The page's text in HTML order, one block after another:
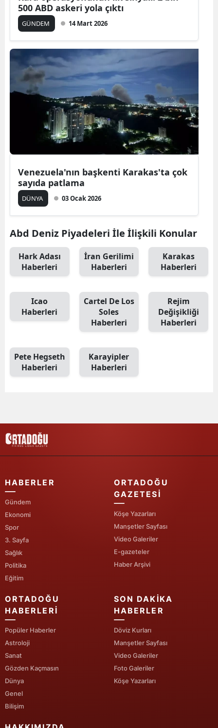
Çankırı
Çorum
Diyarbakır
Edirne
Elazığ
Erzincan
Erzurum
Hakkari
Hatay
Mersin
İstanbul
Kars
Kırklareli
Konya
Kütahya
Malatya
Manisa
Kahramanmaraş
Muğla
Nevşehir
Niğde
Ordu
500 ABD askeri yola çıktı
GÜNDEM 14 Mart 2026
Venezuela'nın başkenti Karakas'ta çok
sayıda patlama
DÜNYA 03 Ocak 2026
Abd Deniz Piyadeleri İle İlişkili Konular
Hark Adası
Haberleri
İran Gerilimi
Haberleri
Karakas
Haberleri
Icao
Haberleri
Cartel De Los
Soles
Haberleri
Rejim
Değişikliği
Haberleri
Pete Hegseth
Haberleri
Karayipler
Haberleri
HABERLER
Gündem
Ekonomi
Spor
3. Sayfa
Sağlık
Politika
Eğitim
ORTADOĞU
GAZETESI
Köşe Yazarları
Manşetler Sayfası
Video Galeriler
E-gazeteler
Haber Arşivi
ORTADOĞU
HABERLERI
Popüler Haberler
Astroloji
Sanat
Gözden Kaçmasın
Dünya
Genel
Bilişim
SON DAKIKA
HABERLER
Döviz Kurları
Manşetler Sayfası
Video Galeriler
Foto Galeriler
Köşe Yazarları